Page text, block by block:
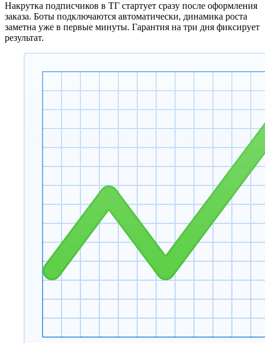
Накрутка подписчиков в ТГ стартует сразу после оформления
заказа. Боты подключаются автоматически, динамика роста
заметна уже в первые минуты. Гарантия на три дня фиксирует
результат.